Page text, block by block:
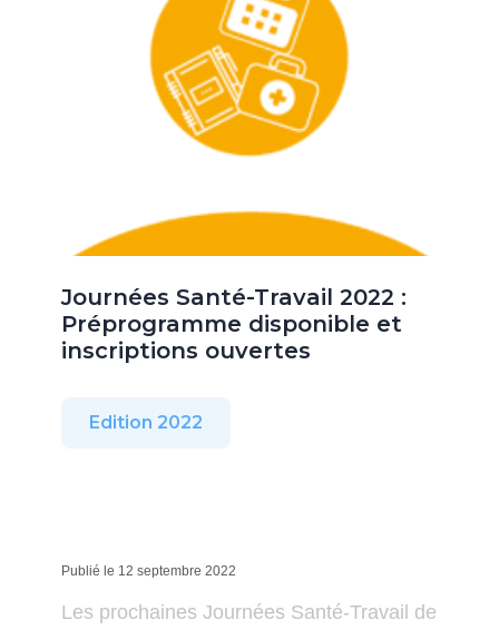
Journées Santé-Travail 2022 :
Préprogramme disponible et
inscriptions ouvertes
Edition 2022
Publié le 12 septembre 2022
Les prochaines Journées Santé-Travail de